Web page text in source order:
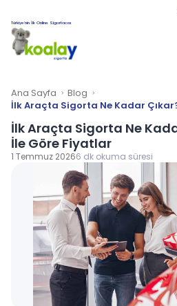
Türkiye’nin İlk Online Sigortacısı
Ana Sayfa
Blog
İlk Araçta Sigorta Ne Kadar
İlk Araçta Sigorta Ne
İle Göre Fiyatlar
1 Temmuz 20266 dk okuma süresi